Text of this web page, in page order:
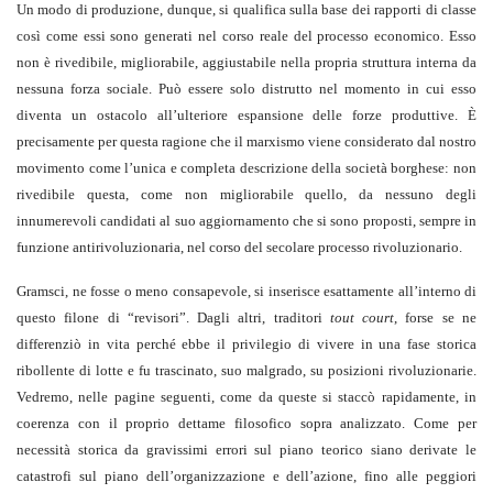
Un modo di produzione, dunque, si qualifica sulla base dei rapporti di classe
così come essi sono generati nel corso reale del processo economico. Esso
non è rivedibile, migliorabile, aggiustabile nella propria struttura interna da
nessuna forza sociale. Può essere solo distrutto nel momento in cui esso
diventa un ostacolo all’ulteriore espansione delle forze produttive. È
precisamente per questa ragione che il marxismo viene considerato dal nostro
movimento come l’unica e completa descrizione della società borghese: non
rivedibile questa, come non migliorabile quello, da nessuno degli
innumerevoli candidati al suo aggiornamento che si sono proposti, sempre in
funzione antirivoluzionaria, nel corso del secolare processo rivoluzionario.
Gramsci, ne fosse o meno consapevole, si inserisce esattamente all’interno di
questo filone di “revisori”. Dagli altri, traditori tout court, forse se ne
differenziò in vita perché ebbe il privilegio di vivere in una fase storica
ribollente di lotte e fu trascinato, suo malgrado, su posizioni rivoluzionarie.
Vedremo, nelle pagine seguenti, come da queste si staccò rapidamente, in
coerenza con il proprio dettame filosofico sopra analizzato. Come per
necessità storica da gravissimi errori sul piano teorico siano derivate le
catastrofi sul piano dell’organizzazione e dell’azione, fino alle peggiori